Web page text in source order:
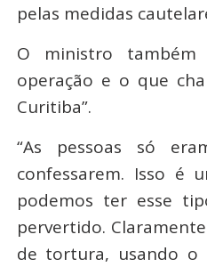
pelas medidas
O ministro
operação e o que
Curitiba”.
“As pessoas só
confessarem. Isso é
podemos ter esse
pervertido.
de tortura, usando o